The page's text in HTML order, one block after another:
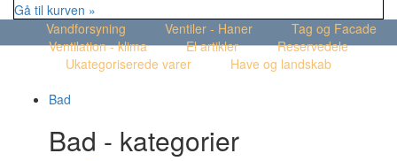
Gå til kurven »
Vandforsyning
Ventiler - Haner
Tag og Facade
Ventilation - klima
El artikler
Reservedele
Ukategoriserede varer
Have og landskab
Bad
Bad - kategorier